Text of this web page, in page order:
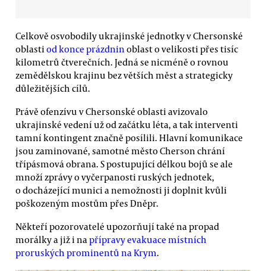
Celkově osvobodily ukrajinské jednotky v Chersonské
oblasti od konce prázdnin oblast o velikosti přes tisíc
kilometrů čtverečních. Jedná se nicméně o rovnou
zemědělskou krajinu bez větších měst a strategicky
důležitějších cílů.
Právě ofenzívu v Chersonské oblasti avizovalo
ukrajinské vedení už od začátku léta, a tak interventi
tamní kontingent značně posílili. Hlavní komunikace
jsou zaminované, samotné město Cherson chrání
třípásmová obrana. S postupující délkou bojů se ale
množí zprávy o vyčerpanosti ruských jednotek,
o docházející munici a nemožnosti ji doplnit kvůli
poškozeným mostům přes Dněpr.
Někteří pozorovatelé upozorňují také na propad
morálky a již i napřípravy evakuace místních
proruských prominentů na Krym.